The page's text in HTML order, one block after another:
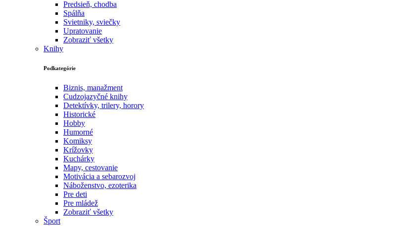
Predsieň, chodba
Spálňa
Svietniky, sviečky
Upratovanie
Zobraziť všetky
Knihy
Podkategórie
Biznis, manažment
Cudzojazyčné knihy
Detektívky, trilery, horory
Historické
Hobby
Humorné
Komiksy
Krížovky
Kuchárky
Mapy, cestovanie
Motivácia a sebarozvoj
Náboženstvo, ezoterika
Pre deti
Pre mládež
Zobraziť všetky
Šport